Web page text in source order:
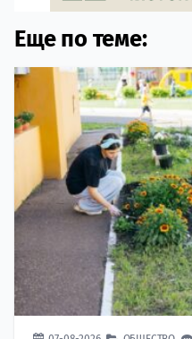
Еще по теме: